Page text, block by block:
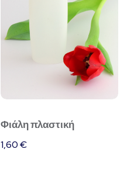
Φιάλη πλαστική
1,60€